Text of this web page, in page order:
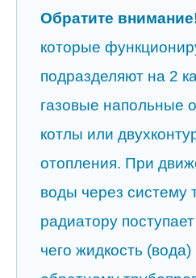
Обратите
которые
подразделяют на 2
газовые напольные
котлы или
отопления. При
воды через систему
радиатору
чего жидкость